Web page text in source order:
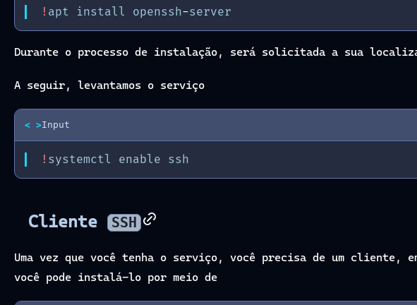
! apt install openssh-server
Durante o processo de instalação, será solicitada a sua
A seguir, levantamos o serviço
< >Input
! systemctl enable ssh
Cliente SSH
Uma vez que você tenha o serviço, você precisa de um cliente,
você pode instalá-lo por meio de